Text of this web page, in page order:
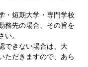
・短期大学・専門学校
務先の場合、その旨を
。
できない場合は、大
ただきますので、あら